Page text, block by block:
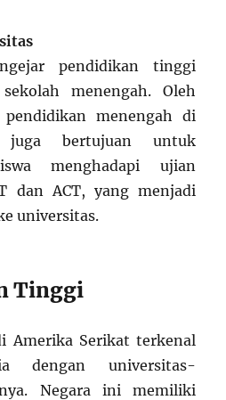
pendidikan tinggi
menengah. Oleh
menengah di
juga bertujuan untuk
menghadapi ujian
dan ACT, yang menjadi
universitas.
Tinggi
Amerika Serikat terkenal
dengan universitas-
Negara ini memiliki